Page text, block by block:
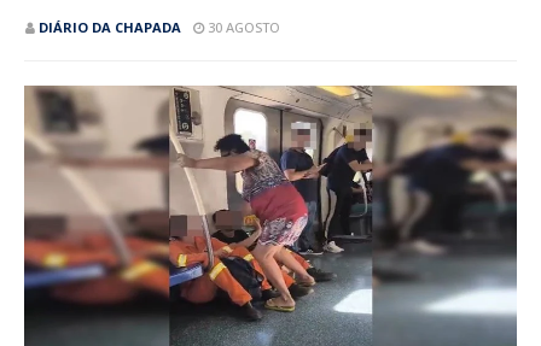
DIÁRIO DA CHAPADA 30 AGOSTO